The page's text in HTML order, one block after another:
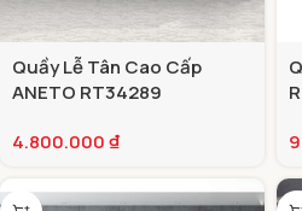
Quầy Lễ Tân Cao Cấp
ANETO RT34289
4.800.000₫